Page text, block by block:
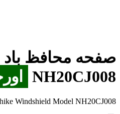
صفحه محافظ باد
NH20CJ008
Windshield Model NH20CJ008